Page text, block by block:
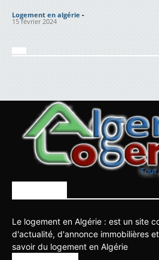
Logement en algérie -
15 février 2024
Le logement en Algérie : est un site
d'actualité, d'annonce immobilières
savoir du logement en Algérie